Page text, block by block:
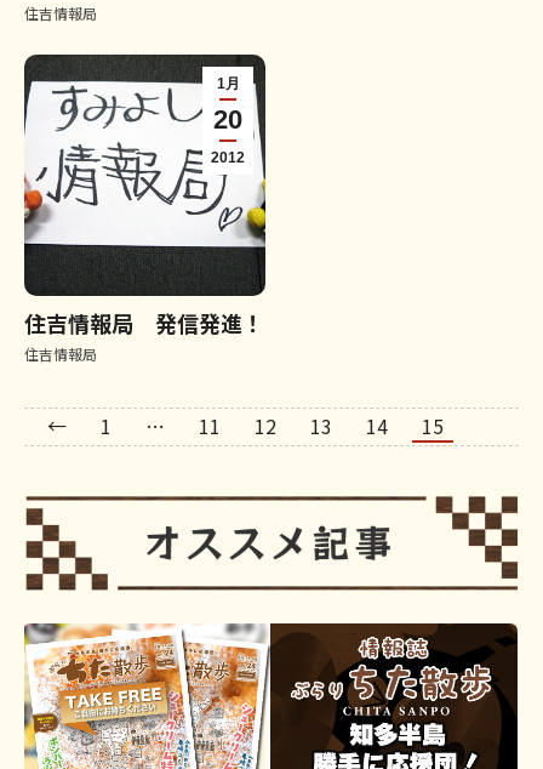
住吉情報局
1月
20
2012
住吉情報局 発信発進！
住吉情報局
← 1 … 11 12 13 14 15